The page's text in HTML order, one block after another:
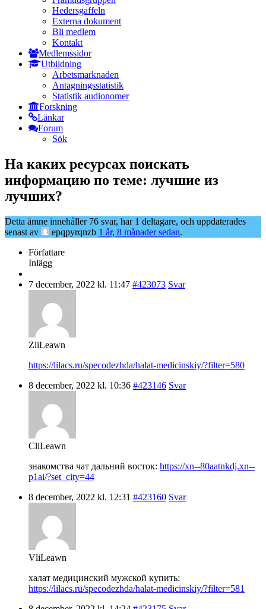
Hedersgaffeln
Externa dokument
Bli medlem
Kontakt
Medlemssidor
Utbildning
Arbetsmarknaden
Antagningsstatistik
Statistik audionomer
Forskning
Länkar
Forum
Sök
На каких ресурсах поискать
информацию по теме: лучшие из
лучших?
Detta ämne innehåller 76 svar, har 1 deltagare, och uppdaterades
senast av
epqpyrqnzb 1 år, 8 månader sedan.
Författare
Inlägg
7 december, 2022 kl. 11:47 #423073 Svar
ZliLeawn
https://lilacs.ru/specodezhda/halat-medicinskiy/?filter=580
8 december, 2022 kl. 10:36 #423146 Svar
CliLeawn
знакомства чат дальний восток: https://xn--80aatnkdj.xn--
p1ai/?set_city=44
8 december, 2022 kl. 12:31 #423160 Svar
VliLeawn
халат медицинский мужской купить:
https://lilacs.ru/specodezhda/halat-medicinskiy/?filter=581